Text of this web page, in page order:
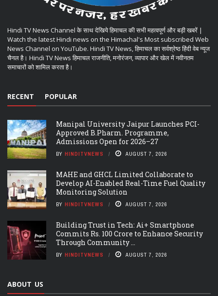
Hindi TV News Channel के साथ देखिये हिमाचल की सभी महत्वपूर्ण और बड़ी खबरें |
Watch the latest Hindi news on the Himachal's Most subscribed Web
News Channel on YouTube. Hindi TV News, हिमाचल का सर्वश्रेष्ठ हिंदी वेब न्यूज
चैनल है। Hindi TV News हिमाचल राजनीति, मनोरंजन, व्यापार और खेल में नवीनतम
समाचारों को शामिल करता है।
RECENT POPULAR
Manipal University Jaipur Launches PCI-
Approved B.Pharm. Programme,
Admissions Open for 2026–27
BY HINDITVNEWS AUGUST 7, 2026
MAHE and GHCL Limited Collaborate to
Develop AI-Enabled Real-Time Fuel Quality
Monitoring Solution
BY HINDITVNEWS AUGUST 7, 2026
Building Trust in Tech: Ai+ Smartphone
Commits Rs. 100 Crore to Enhance Security
Through Community ...
BY HINDITVNEWS AUGUST 7, 2026
ABOUT US